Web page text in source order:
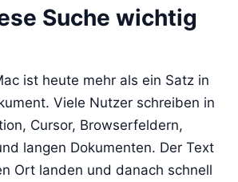
Suche wichtig
ist heute mehr als ein Satz in
Viele Nutzer schreiben in
Cursor, Browserfeldern,
langen Dokumenten. Der Text
Ort landen und danach schnell